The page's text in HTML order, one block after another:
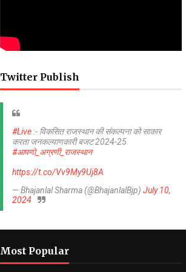
Twitter Publish
#Live :- विकसित राजस्थान की संकल्पना को साकार
करता जनकल्याणकारी बजट 2024-25
#आपणो_अग्रणी_राजस्थान
https://t.co/Vv9My9Uj8A
— Bhajanlal Sharma (@BhajanlalBjp) July 10,
2024
Most Popular